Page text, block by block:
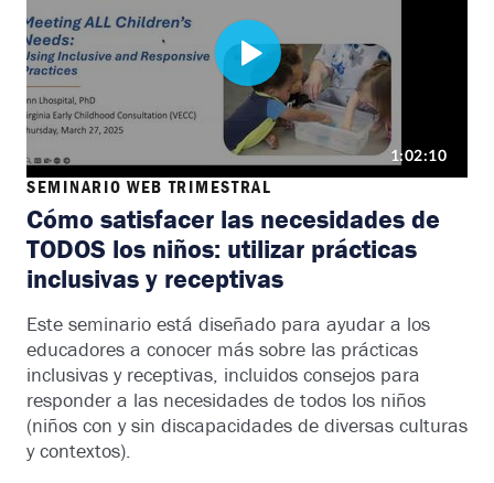
SEMINARIO WEB TRIMESTRAL
Cómo satisfacer las necesidades de
TODOS los niños: utilizar prácticas
inclusivas y receptivas
Este seminario está diseñado para ayudar a los
educadores a conocer más sobre las prácticas
inclusivas y receptivas, incluidos consejos para
responder a las necesidades de todos los niños
(niños con y sin discapacidades de diversas culturas
y contextos).